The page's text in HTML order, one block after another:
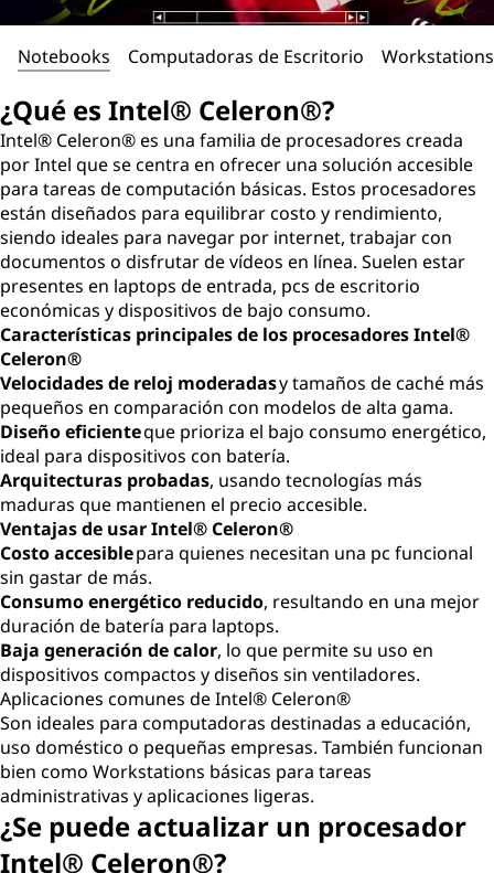
Notebooks Computadoras de Escritorio Workstations
¿Qué es Intel® Celeron®?
Intel® Celeron® es una familia de procesadores creada
por Intel que se centra en ofrecer una solución accesible
para tareas de computación básicas. Estos procesadores
están diseñados para equilibrar costo y rendimiento,
siendo ideales para navegar por internet, trabajar con
documentos o disfrutar de vídeos en línea. Suelen estar
presentes en laptops de entrada, pcs de escritorio
económicas y dispositivos de bajo consumo.
Características principales de los procesadores Intel®
Celeron®
Velocidades de reloj moderadasy tamaños de caché más
pequeños en comparación con modelos de alta gama.
Diseño eficienteque prioriza el bajo consumo energético,
ideal para dispositivos con batería.
Arquitecturas probadas, usando tecnologías más
maduras que mantienen el precio accesible.
Ventajas de usar Intel® Celeron®
Costo accesiblepara quienes necesitan una pc funcional
sin gastar de más.
Consumo energético reducido, resultando en una mejor
duración de batería para laptops.
Baja generación de calor, lo que permite su uso en
dispositivos compactos y diseños sin ventiladores.
Aplicaciones comunes de Intel® Celeron®
Son ideales para computadoras destinadas a educación,
uso doméstico o pequeñas empresas. También funcionan
bien como Workstations básicas para tareas
administrativas y aplicaciones ligeras.
¿Se puede actualizar un procesador
Intel® Celeron®?